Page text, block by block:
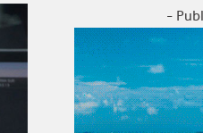
-